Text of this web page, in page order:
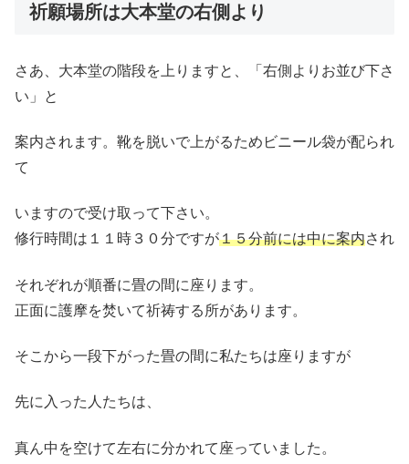
祈願場所は大本堂の右側より
さあ、大本堂の階段を上りますと、「右側よりお並び下さ
い」と
案内されます。靴を脱いで上がるためビニール袋が配られ
て
いますので受け取って下さい。
修行時間は１１時３０分ですが１５分前には中に案内され
それぞれが順番に畳の間に座ります。
正面に護摩を焚いて祈祷する所があります。
そこから一段下がった畳の間に私たちは座りますが
先に入った人たちは、
真ん中を空けて左右に分かれて座っていました。